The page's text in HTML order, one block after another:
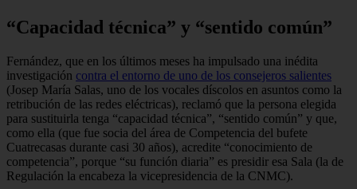
“Capacidad técnica” y “sentido común”
Fernández, que en los últimos meses ha impulsado una inédita
investigación contra el entorno de uno de los consejeros salientes
(Josep María Salas, uno de los vocales díscolos en asuntos como la
retribución de las redes eléctricas), reclamó que la persona elegida
para sustituirla tenga “capacidad técnica”, “sentido común” y que,
como ella (que fue socia del área de Competencia del bufete
Cuatrecasas durante casi 30 años), acredite “conocimiento de
competencia”, porque “su función diaria” es presidir esa Sala (la de
Regulación la encabeza la vicepresidencia de la CNMC).